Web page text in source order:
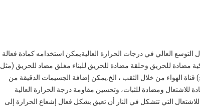
التوسع العالي في درجات الحرارة العاليةيمكن استخدامه كمادة فعالة
مضادة للحريق وحلقة مضادة للحريق للبناء مغلق مضاد للحريق (مثل
قناة الهواء من خلال الثقب ، الخ.يمكن إضافة الجسيمات الدقيقة من
للاشتعال ومضادة للثبات، وتحسين مقاومة درجة الحرارة العالية
التي تتشكل في النار أن تعيق بشكل فعال إشعاع الحرارة إلى